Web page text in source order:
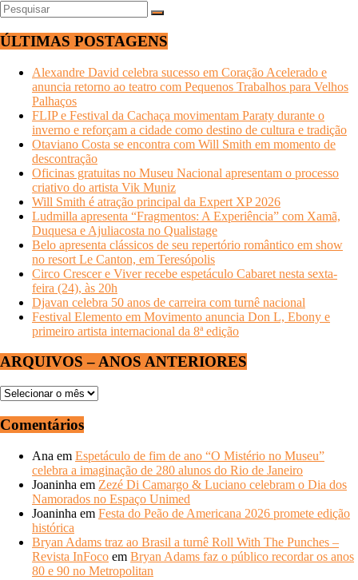
ÚLTIMAS POSTAGENS
Alexandre David celebra sucesso em Coração Acelerado e
anuncia retorno ao teatro com Pequenos Trabalhos para Velhos
Palhaços
FLIP e Festival da Cachaça movimentam Paraty durante o
inverno e reforçam a cidade como destino de cultura e tradição
Otaviano Costa se encontra com Will Smith em momento de
descontração
Oficinas gratuitas no Museu Nacional apresentam o processo
criativo do artista Vik Muniz
Will Smith é atração principal da Expert XP 2026
Ludmilla apresenta “Fragmentos: A Experiência” com Xamã,
Duquesa e Ajuliacosta no Qualistage
Belo apresenta clássicos de seu repertório romântico em show
no resort Le Canton, em Teresópolis
Circo Crescer e Viver recebe espetáculo Cabaret nesta sexta-
feira (24), às 20h
Djavan celebra 50 anos de carreira com turnê nacional
Festival Elemento em Movimento anuncia Don L, Ebony e
primeiro artista internacional da 8ª edição
ARQUIVOS – ANOS ANTERIORES
ARQUIVOS
ANOS
ANTERIORES
Comentários
Ana em Espetáculo de fim de ano “O Mistério no Museu”
celebra a imaginação de 280 alunos do Rio de Janeiro
Joaninha em Zezé Di Camargo & Luciano celebram o Dia dos
Namorados no Espaço Unimed
Joaninha em Festa do Peão de Americana 2026 promete edição
histórica
Bryan Adams traz ao Brasil a turnê Roll With The Punches –
Revista InFoco em Bryan Adams faz o público recordar os anos
80 e 90 no Metropolitan